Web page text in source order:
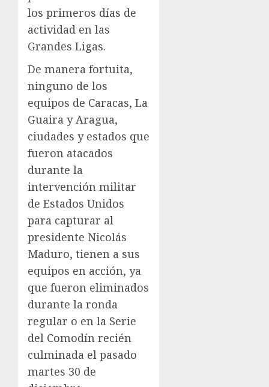
los primeros días de
actividad en las
Grandes Ligas.
De manera fortuita,
ninguno de los
equipos de Caracas, La
Guaira y Aragua,
ciudades y estados que
fueron atacados
durante la
intervención militar
de Estados Unidos
para capturar al
presidente Nicolás
Maduro, tienen a sus
equipos en acción, ya
que fueron eliminados
durante la ronda
regular o en la Serie
del Comodín recién
culminada el pasado
martes 30 de